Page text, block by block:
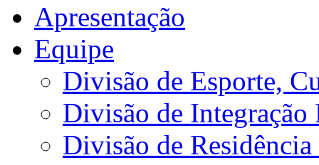
Apresentação
Equipe
Divisão de Esporte,
Divisão de Integração
Divisão de